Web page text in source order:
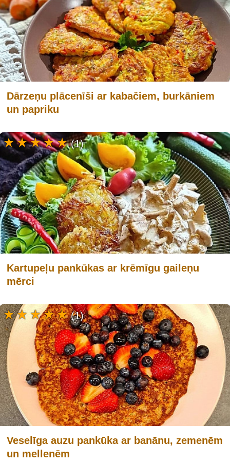
Dārzeņu plācenīši ar kabačiem, burkāniem
un papriku
Kartupeļu pankūkas ar krēmīgu gaileņu
mērci
(1)
Veselīga auzu pankūka ar banānu, zemenēm
un mellenēm
(1)